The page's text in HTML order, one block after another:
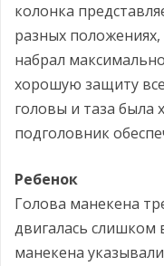
колонка
разных
набрал
хорошую защиту
головы и таза была
подголовник
Ребенок
Голова манекена
двигалась слишком
манекена